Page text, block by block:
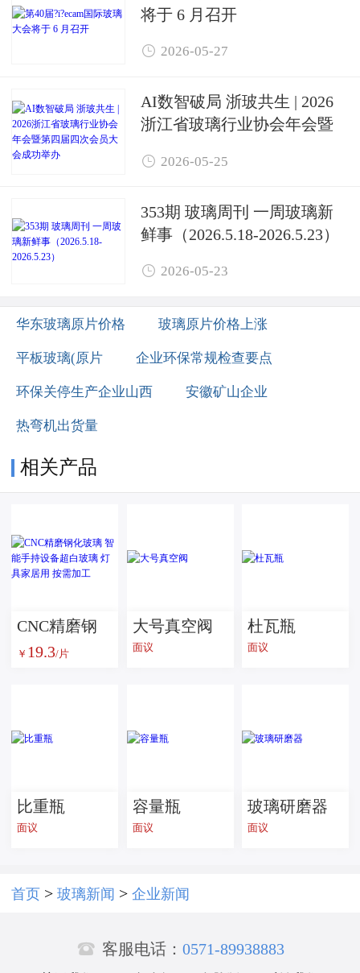
将于 6 月召开
 2026-05-27
AI数智破局 浙玻共生 | 2026
浙江省玻璃行业协会年会暨
办
 2026-05-25
353期 玻璃周刊 一周玻璃新
鲜事（2026.5.18-2026.5.23）
 2026-05-23
华东玻璃原片价格 玻璃原片价格上涨
平板玻璃(原片 企业环保常规检查要点
环保关停生产企业山西 安徽矿山企业
热弯机出货量
相关产品
CNC精磨钢
化玻璃 智能
家居用 按需
￥ 19.3/片
大号真空阀
面议
杜瓦瓶
面议
比重瓶
面议
容量瓶
面议
玻璃研磨器
面议
首页 > 玻璃新闻 > 企业新闻
 客服电话： 0571-89938883